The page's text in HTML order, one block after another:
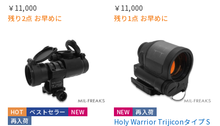
￥11,000
残り2点 お早めに
￥11,000
残り1点 お早めに
HOT
NEW
再入荷
ベストセラー NEW 再入荷
Holy Warrior Trijiconタイプ S